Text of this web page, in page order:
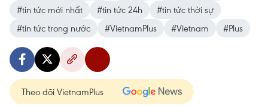
#tin tức mới nhất
#tin tức 24h
#tin tức thời sự
#tin tức trong nước
#VietnamPlus #Vietnam #Plus
Theo dõi VietnamPlus